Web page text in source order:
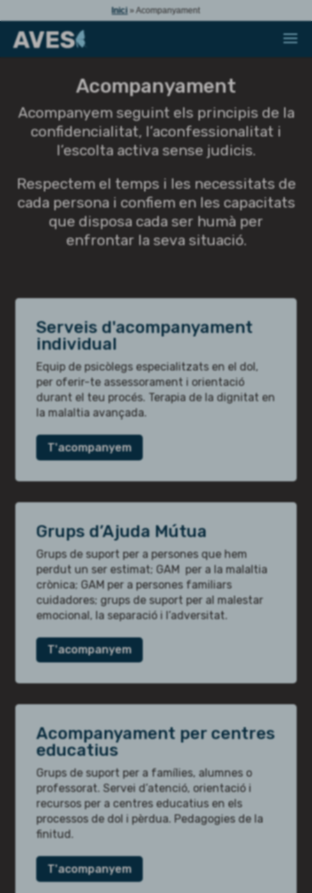
Inici »Acompanyament
Acompanyament
Acompanyem seguint els principis de la
confidencialitat, l’aconfessionalitat i
l’escolta activa sense judicis.
Respectem el temps i les necessitats de
cada persona i confiem en les capacitats
que disposa cada ser humà per
enfrontar la seva situació.
Serveis d'acompanyament
individual
Equip de psicòlegs especialitzats en el dol,
per oferir-te assessorament i orientació
durant el teu procés. Terapia de la dignitat en
la malaltia avançada.
T'acompanyem
Grups d’Ajuda Mútua
Grups de suport per a persones que hem
perdut un ser estimat; GAM per a la malaltia
crònica; GAM per a persones familiars
cuidadores; grups de suport per al malestar
emocional, la separació i l’adversitat.
T'acompanyem
Acompanyament per centres
educatius
Grups de suport per a famílies, alumnes o
professorat. Servei d’atenció, orientació i
recursos per a centres educatius en els
processos de dol i pèrdua. Pedagogies de la
finitud.
T'acompanyem